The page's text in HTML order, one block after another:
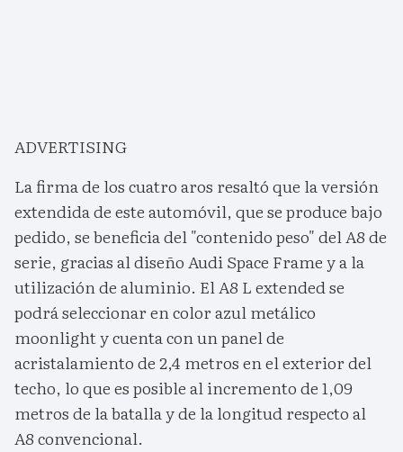
ADVERTISING
La firma de los cuatro aros resaltó que la versión
extendida de este automóvil, que se produce bajo
pedido, se beneficia del "contenido peso" del A8 de
serie, gracias al diseño Audi Space Frame y a la
utilización de aluminio. El A8 L extended se
podrá seleccionar en color azul metálico
moonlight y cuenta con un panel de
acristalamiento de 2,4 metros en el exterior del
techo, lo que es posible al incremento de 1,09
metros de la batalla y de la longitud respecto al
A8 convencional.